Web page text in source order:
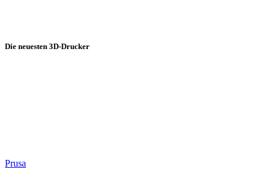
Die neuesten 3D-Drucker
Prusa